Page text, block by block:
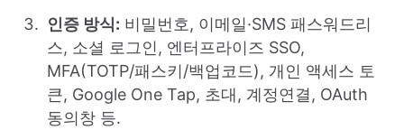
인증 방식: 비밀번호, 이메일·SMS 패스워드리
스, 소셜 로그인, 엔터프라이즈 SSO,
MFA(TOTP/패스키/백업코드), 개인 액세스 토
큰, Google One Tap, 초대, 계정연결, OAuth
동의창 등.